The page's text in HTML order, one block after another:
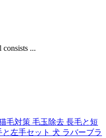
consists ...
毛対策 毛玉除去 長毛と短
左手セット 犬 ラバーブラ